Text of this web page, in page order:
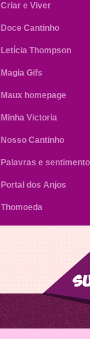
Criar e Viver
Doce Cantinho
Letícia Thompson
Magia Gifs
Maux homepage
Minha Victoria
Nosso Cantinho
Palavras e
Portal dos Anjos
Thomoeda